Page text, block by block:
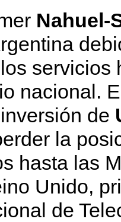
Nahuel-
servicios
nacional.
de
la
hasta las
Unido,
de